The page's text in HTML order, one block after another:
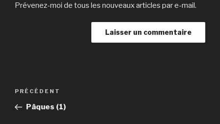
Prévenez-moi de tous les nouveaux articles par e-mail.
Navigation
l’article
Article
précédent
PRÉCÉDENT
Pâques (1)